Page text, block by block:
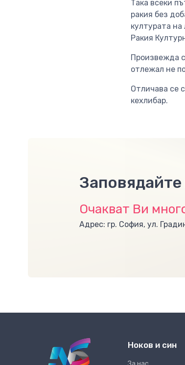
Така всеки
ракия без
културата
Ракия
Произвежда
отлежал не
Отличава се
кехлибар.
Очакват Ви
Адрес: гр. София, ул.
Ноков и син